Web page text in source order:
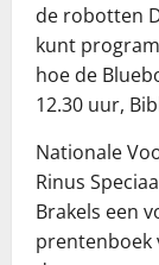
de robotten
kunt
hoe de
12.30 uur,
Nationale
Rinus
Brakels een
prentenboek